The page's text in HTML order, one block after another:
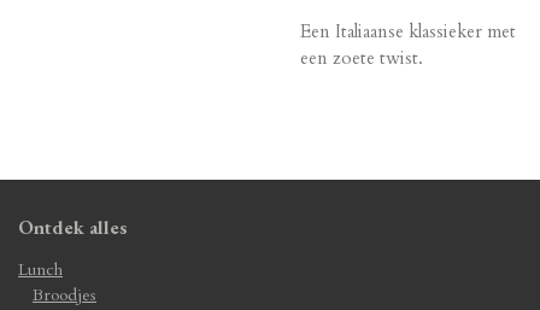
Een Italiaanse klassieker met
een zoete twist.
Ontdek alles
Lunch
Broodjes